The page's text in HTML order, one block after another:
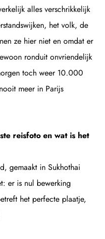
alles verschrikkelijk
het volk, de
ze hier niet en omdat er
ronduit onvriendelijk
toch weer 10.000
meer in Parijs
reisfoto en wat is het
gemaakt in Sukhothai
er is nul bewerking
het perfecte plaatje,